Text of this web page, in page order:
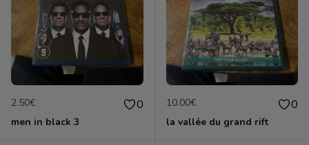
2.50€ 0
men in black 3
10.00€ 0
la vallée du grand rift